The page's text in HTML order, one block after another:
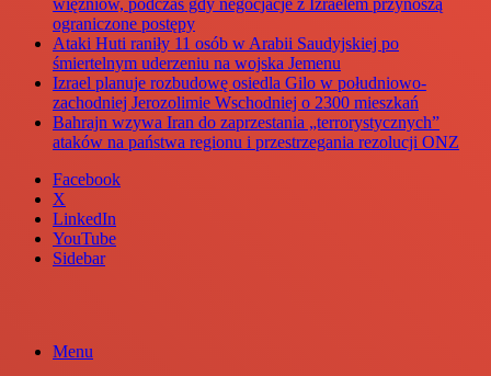
więźniów, podczas gdy negocjacje z Izraelem przynoszą
ograniczone postępy
Ataki Huti raniły 11 osób w Arabii Saudyjskiej po
śmiertelnym uderzeniu na wojska Jemenu
Izrael planuje rozbudowę osiedla Gilo w południowo-
zachodniej Jerozolimie Wschodniej o 2300 mieszkań
Bahrajn wzywa Iran do zaprzestania „terrorystycznych”
ataków na państwa regionu i przestrzegania rezolucji ONZ
Facebook
X
LinkedIn
YouTube
Sidebar
Menu